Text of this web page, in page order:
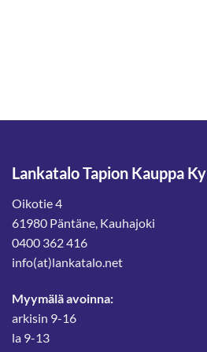
Lankatalo Tapion Kauppa Ky
Oikotie 4
61980 Päntäne, Kauhajoki
0400 362 416
info(at)lankatalo.net
Myymälä avoinna:
arkisin 9-16
la 9-13